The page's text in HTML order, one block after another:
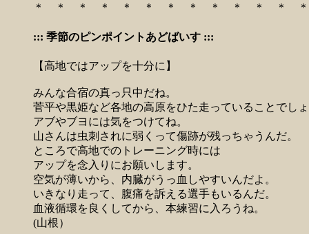
＊ ＊ ＊ ＊ ＊ ＊ ＊ ＊ ＊ ＊ ＊ ＊
::: 季節のピンポイントあどばいす :::
【高地ではアップを十分に】
みんな合宿の真っ只中だね。
菅平や黒姫など各地の高原をひた走っていることでしょ
アブやブヨには気をつけてね。
山さんは虫刺されに弱くって傷跡が残っちゃうんだ。
ところで高地でのトレーニング時には
アップを念入りにお願いします。
空気が薄いから、内臓がうっ血しやすいんだよ。
いきなり走って、腹痛を訴える選手もいるんだ。
血液循環を良くしてから、本練習に入ろうね。
(山根）